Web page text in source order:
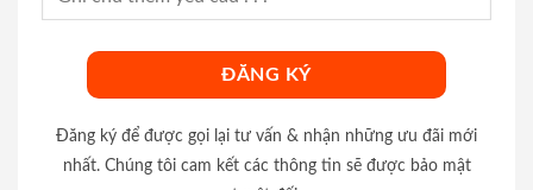
Đăng ký để được gọi lại tư vấn & nhận những ưu đãi mới
nhất. Chúng tôi cam kết các thông tin sẽ được bảo mật